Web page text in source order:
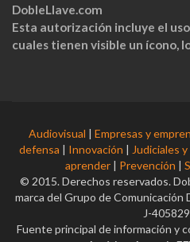
DobleLlave.com
Esta autorización incluye el
cuales tienen visible un ícono,
Audiovisual | Empresas y
defensa | Innovación | Judiciales
aprender | Prevención |
© 2015. Derechos reservados.
marca del Grupo de Comunicación
J-
Fuente principal de información y